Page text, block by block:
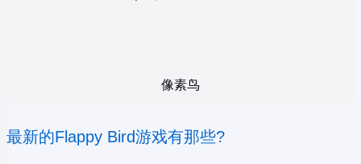
像素鸟
最新的Flappy Bird游戏有那些?